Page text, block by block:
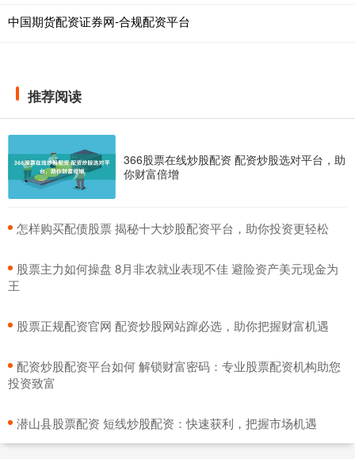
中国期货配资证券网-合规配资平台
推荐阅读
366股票在线炒股配资 配资炒股选对平台，助
你财富倍增
​怎样购买配债股票 揭秘十大炒股配资平台，助你投资更轻松
​股票主力如何操盘 8月非农就业表现不佳 避险资产美元现金为
王
​股票正规配资官网 配资炒股网站蹿必选，助你把握财富机遇
​配资炒股配资平台如何 解锁财富密码：专业股票配资机构助您
投资致富
​潜山县股票配资 短线炒股配资：快速获利，把握市场机遇